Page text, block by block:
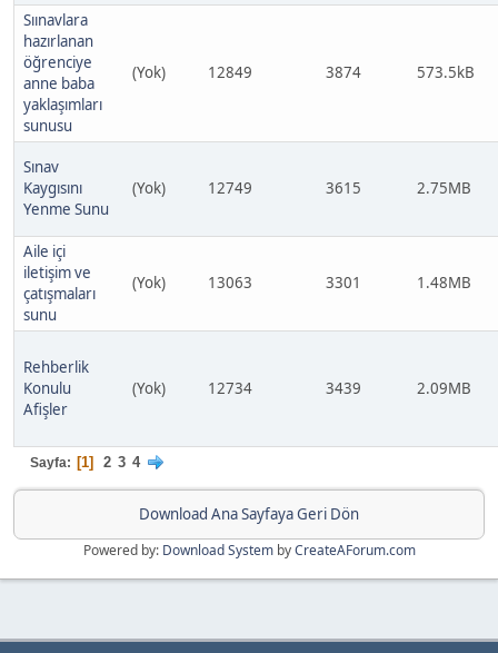
Sıınavlara
hazırlanan
öğrenciye
anne baba
yaklaşımları
sunusu
(Yok) 12849 3874 573.5kB
Sınav
Kaygısını
Yenme Sunu
(Yok) 12749 3615 2.75MB
Aile içi
iletişim ve
çatışmaları
sunu
(Yok) 13063 3301 1.48MB
Rehberlik
Konulu
Afişler
(Yok) 12734 3439 2.09MB
Sayfa 1 2 3 4
Download Ana Sayfaya Geri Dön
Powered by: Download SystembyCreateAForum.com